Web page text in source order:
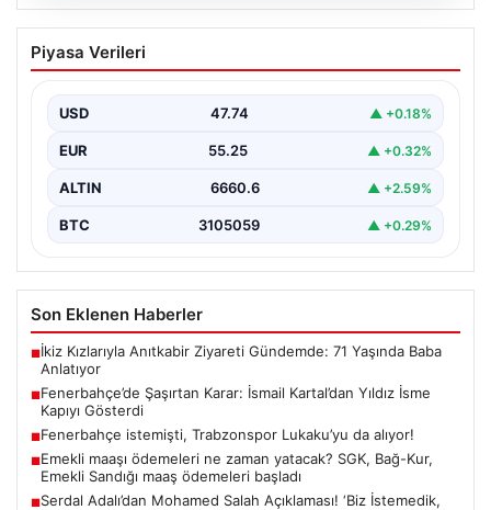
08.08.2026
Fenerbahçe’de Şaşırtan Karar: İsmail
Kartal’dan Yıldız İsme Kapıyı Gösterdi
devam ederken, kulüp içi stratejilerde önemli bir
değişiklik…
Piyasa Verileri
USD 47.74 ▲ +0.18%
EUR 55.25 ▲ +0.32%
ALTIN 6660.6 ▲ +2.59%
BTC 3105059 ▲ +0.29%
Son Eklenen Haberler
■İkiz Kızlarıyla Anıtkabir Ziyareti Gündemde: 71 Yaşında Baba
Anlatıyor
■Fenerbahçe’de Şaşırtan Karar: İsmail Kartal’dan Yıldız İsme
Kapıyı Gösterdi
■Fenerbahçe istemişti, Trabzonspor Lukaku’yu da alıyor!
■Emekli maaşı ödemeleri ne zaman yatacak? SGK, Bağ-Kur,
Emekli Sandığı maaş ödemeleri başladı
■Serdal Adalı’dan Mohamed Salah Açıklaması! ‘Biz İstemedik,